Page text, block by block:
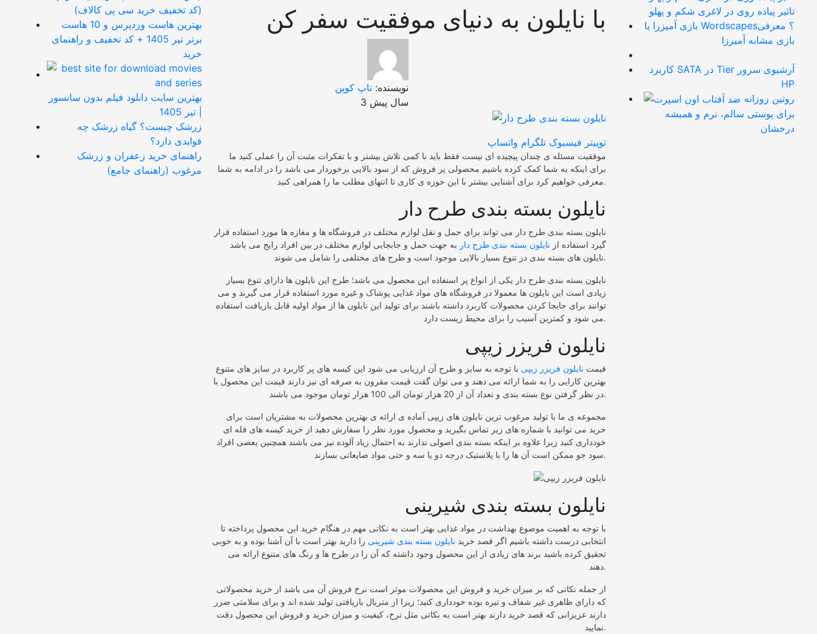
(کد تخفیف خرید سی پی کالاف)
بهترین هاست وردپرس و 10 هاست
برتر تیر 1405 + کد تخفیف و راهنمای
خرید
بهترین سایت دانلود فیلم بدون سانسور
| تیر 1405
زرشک چیست؟ گیاه زرشک چه
فوایدی دارد؟
راهنمای خرید زعفران و زرشک
مرغوب (راهنمای جامع)
با نایلون به دنیای موفقیت سفر کن
نویسنده: تاپ کوپن
3 سال پیش
توییتر فیسبوک تلگرام واتساپ
موفقیت مسئله ی چندان پیچیده ای نیست فقط باید با کمی تلاش بیشتر و با تفکرات مثبت آن را عملی کنید ما
برای اینکه به شما کمک کرده باشیم محصولی پر فروش که از سود بالایی برخوردار می باشد را در ادامه به شما
معرفی خواهیم کرد برای آشنایی بیشتر با این حوزه ی کاری تا انتهای مطلب ما را همراهی کنید.
نایلون بسته بندی طرح دار
نایلون بسته بندی طرح دار می تواند برای حمل و نقل لوازم مختلف در فروشگاه ها و مغازه ها مورد استفاده قرار
گیرد استفاده از نایلون بسته بندی طرح دار به جهت حمل و جابجایی لوازم مختلف در بین افراد رایج می باشد
نایلون های بسته بندی در تنوع بسیار بالایی موجود است و طرح های مختلفی را شامل می شوند.
نایلون بسته بندی طرح دار یکی از انواع پر استفاده این محصول می باشد؛ طرح این نایلون ها دارای تنوع بسیار
زیادی است این نایلون ها معمولا در فروشگاه‌ های مواد غذایی پوشاک و غیره مورد استفاده قرار می گیرند و می
توانند برای جابجا کردن محصولات کاربرد داشته باشند برای تولید این نایلون ها از مواد اولیه قابل بازیافت استفاده
می شود و کمترین آسیب را برای محیط زیست دارد.
نایلون فریزر زیپی
قیمت نایلون فریزر زیپی با توجه به سایز و طرح آن ارزیابی می شود این کیسه های پر کاربرد در سایز های متنوع
بهترین کارایی را به شما ارائه می دهند و می توان گفت قیمت مقرون به صرفه ای نیز دارند قیمت این محصول با
در نظر گرفتن نوع بسته بندی و تعداد آن از 20 هزار تومان الی 100 هزار تومان موجود می باشند.
مجموعه ی ما با تولید مرغوب ترین نایلون های زیپی آماده ی ارائه ی بهترین محصولات به مشتریان است برای
خرید می توانید با شماره های زیر تماس بگیرید و محصول مورد نظر را سفارش دهید از خرید کیسه های فله ای
خودداری کنید زیرا علاوه بر اینکه بسته بندی اصولی ندارند به احتمال زیاد آلوده نیز می باشند همچنین بعضی افراد
سود جو ممکن است آن ها را با پلاستیک درجه دو یا سه و حتی مواد ضایعاتی بسازند.
نایلون بسته بندی شیرینی
با توجه به اهمیت موضوع بهداشت در مواد غذایی بهتر است به نکاتی مهم در هنگام خرید این محصول پرداخته تا
انتخابی درست داشته باشیم اگر قصد خرید نایلون بسته بندی شیرینی را دارید بهتر است با آن آشنا بوده و به خوبی
تحقیق کرده باشید برند های زیادی از این محصول وجود داشته که آن را در طرح ها و رنگ های متنوع ارائه می
دهند.
از جمله نکاتی که بر میزان خرید و فروش این محصولات موثر است نرخ فروش آن می باشد از خرید محصولاتی
که دارای ظاهری غیر شفاف و تیره بوده خودداری کنید؛ زیرا از متریال بازیافتی تولید شده اند و برای سلامتی ضرر
دارند عزیزانی که قصد خرید دارند بهتر است به نکاتی مثل نرخ، کیفیت و میزان خرید و فروش این محصول دقت
نمایید.
تاثیر پیاده روی در لاغری شکم و پهلو
بازی آمیزرا یا Wordscapes؟ معرفی
بازی مشابه آمیرزا
کاربرد SATA در Tier آرشیوی سرور
HP
روتین روزانه
برای پوستی سالم، نرم و همیشه
درخشان